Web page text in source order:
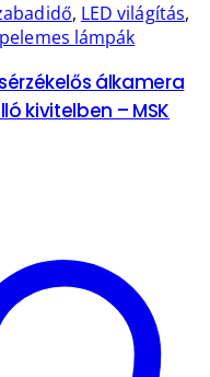
, LED világítás,
lámpák
álkamera
kivitelben – MSK